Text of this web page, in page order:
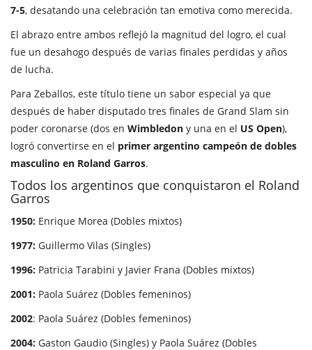
7-5, desatando una celebración tan emotiva como merecida.
El abrazo entre ambos reflejó la magnitud del logro, el cual
fue un desahogo después de varias finales perdidas y años
de lucha.
Para Zeballos, este título tiene un sabor especial ya que
después de haber disputado tres finales de Grand Slam sin
poder coronarse (dos en Wimbledon y una en el US Open),
logró convertirse en el primer argentino campeón de dobles
masculino en Roland Garros.
Todos los argentinos que conquistaron el Roland
Garros
1950: Enrique Morea (Dobles mixtos)
1977: Guillermo Vilas (Singles)
1996: Patricia Tarabini y Javier Frana (Dobles mixtos)
2001: Paola Suárez (Dobles femeninos)
2002: Paola Suárez (Dobles femeninos)
2004: Gaston Gaudio (Singles) y Paola Suárez (Dobles